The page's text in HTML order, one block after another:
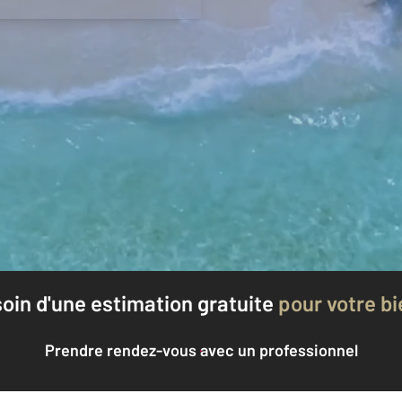
d'une estimation gratuite pour votre
Prendre rendez-vous avec un professionnel